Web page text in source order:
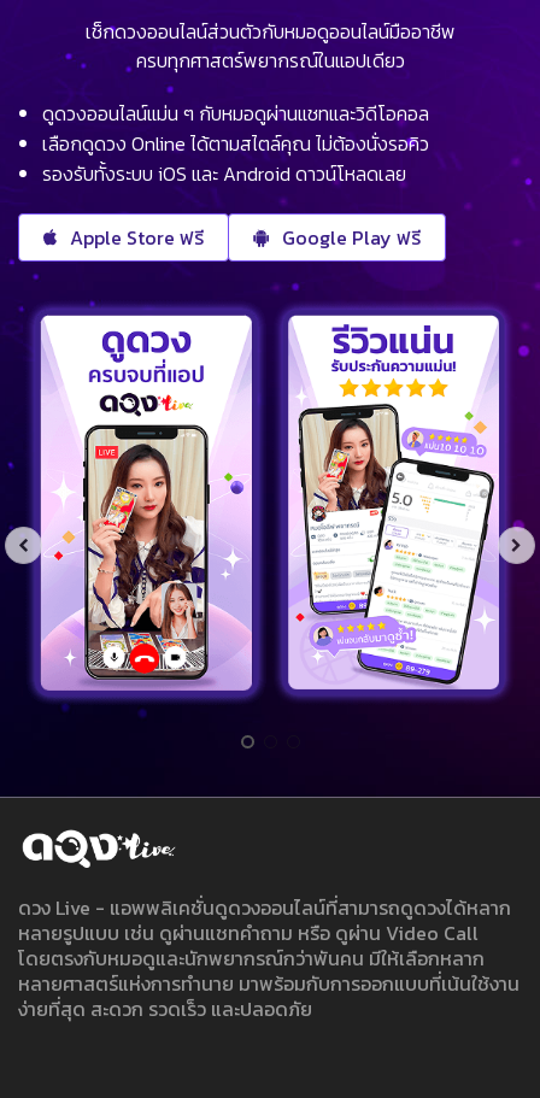
เช็กดวงออนไลน์ส่วนตัวกับหมอดูออนไลน์มืออาชีพ
ครบทุกศาสตร์พยากรณ์ในแอปเดียว
ดูดวงออนไลน์แม่น ๆ กับหมอดูผ่านแชทและวิดีโอคอล
เลือกดูดวง Online ได้ตามสไตล์คุณ ไม่ต้องนั่งรอคิว
รองรับทั้งระบบ iOS และ Android ดาวน์โหลดเลย
Apple Store ฟรี Google Play ฟรี
ดวง Live - แอพพลิเคชั่นดูดวงออนไลน์ที่สามารถดูดวงได้หลาก
หลายรูปแบบ เช่น ดูผ่านแชทคำถาม หรือ ดูผ่าน Video Call
โดยตรงกับหมอดูและนักพยากรณ์กว่าพันคน มีให้เลือกหลาก
หลายศาสตร์แห่งการทำนาย มาพร้อมกับการออกแบบที่เน้นใช้งาน
ง่ายที่สุด สะดวก รวดเร็ว และปลอดภัย